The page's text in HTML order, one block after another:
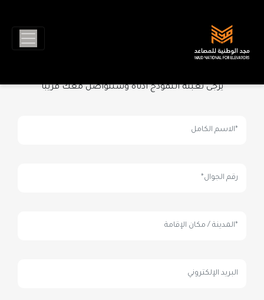
طلب عرض سعر
يرجى تعبئة النموذج أدناه وسنتواصل معك قريبًا